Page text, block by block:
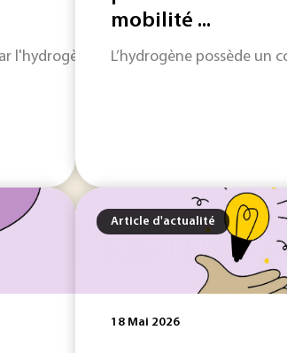
la capacité à traiter les contaminants
l'hydrogène est considérée comme
mobilité ...
L’hydrogène possède un
Article d'actualité
18 Mai 2026